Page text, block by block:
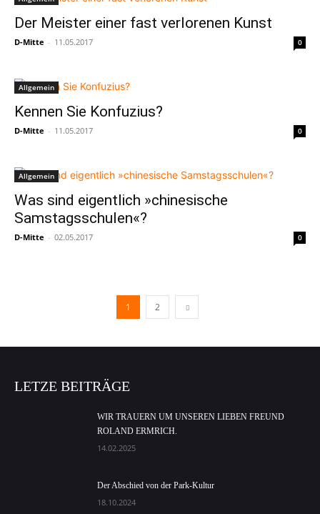
Der Meister einer fast verlorenen Kunst
D-Mitte - 11.05.2017 0
Allgemein
Kennen Sie Konfuzius?
D-Mitte - 11.05.2017 0
Allgemein
Was sind eigentlich »chinesische
Samstagsschulen«?
D-Mitte - 02.05.2017 0
1 2
LETZE BEITRÄGE
WIR TRAUERN UM UNSEREN LIEBEN FREUND
ROLAND ERMRICH.
14.02.2025
Der Abschied von der Park-Kultur
18.10.2024